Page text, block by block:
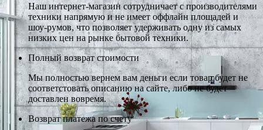
Наш интернет-магазин сотрудничает с производителями
техники напрямую и не имеет оффлайн площадей и
шоу-румов, что позволяет удерживать одну из самых
низких цен на рынке бытовой техники.
Полный возврат стоимости
Мы полностью вернем вам деньги если товар будет не
соответстовать описанию на сайте, либо не будет
доставлен вовремя.
Возврат платежа по счету